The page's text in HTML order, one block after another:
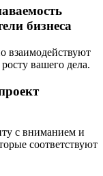
бизнеса
взаимодействуют
вашего дела.
с вниманием и
соответствуют